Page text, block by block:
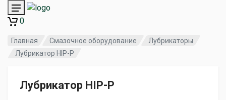
0
Главная Смазочное оборудование
Лубрикаторы
Лубрикатор HIP-P
Лубрикатор HIP-P